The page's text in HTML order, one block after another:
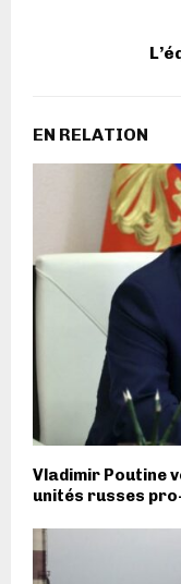
EN RELATION
Vladimir Poutine
unités russes